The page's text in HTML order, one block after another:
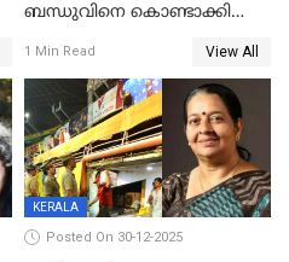
ബന്ധുവിനെ കൊണ്ടാക്കി
ലോറി സ്കൂട്ടറിൽ ഇടിച്ചു :
യുവതിക്ക് ദാരുണാന്ത്യം
1 Min Read View All
KERALA
Posted On 30-12-2025